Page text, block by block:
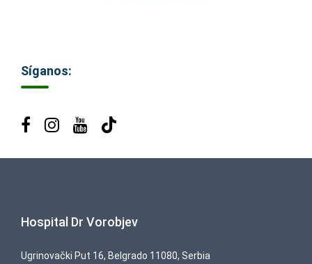
Síganos:
Hospital Dr Vorobjev
Ugrinovački Put 16, Belgrado 11080, Serbia